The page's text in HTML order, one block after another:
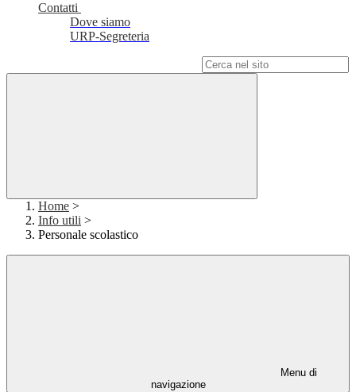
Contatti
Dove siamo
URP-Segreteria
Home >
Info utili >
Personale scolastico
Menu di
navigazione